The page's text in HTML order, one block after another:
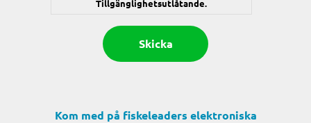
Tillgänglighetsutlåtande.
Kom med på fiskeleaders elektroniska